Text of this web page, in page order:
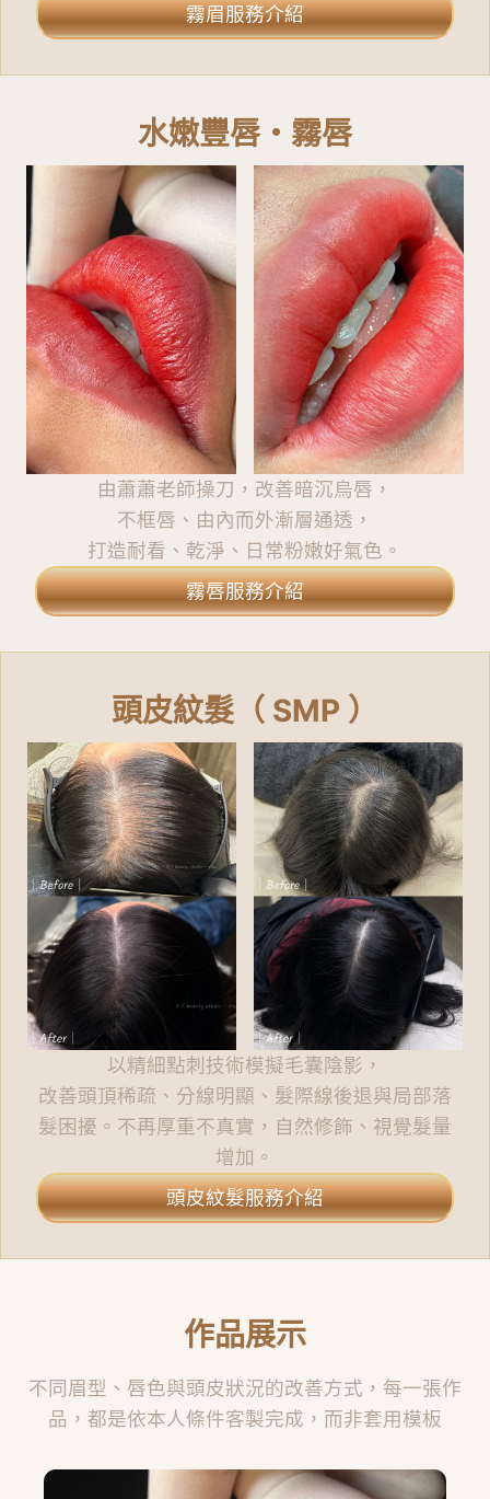
霧眉服務介紹
水嫩豐唇・霧唇
由蕭蕭老師操刀，改善暗沉烏唇，
不框唇、由內而外漸層通透，
打造耐看、乾淨、日常粉嫩好氣色。
霧唇服務介紹
頭皮紋髮（ SMP ）
以精細點刺技術模擬毛囊陰影，
改善頭頂稀疏、分線明顯、髮際線後退與局部落
髮困擾。不再厚重不真實，自然修飾、視覺髮量
增加。
頭皮紋髮服務介紹
作品展示
不同眉型、唇色與頭皮狀況的改善方式，每一張作
品，都是依本人條件客製完成，而非套用模板